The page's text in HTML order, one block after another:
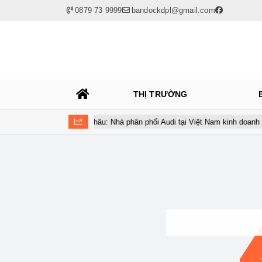
0879 73 9999 bandockdpl@gmail.com
THỊ TRƯỜNG
Ô tô Á Châu: Nhà phân phối Audi tại Việt Nam kinh doanh